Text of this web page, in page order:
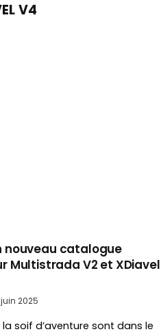
V4
nouveau catalogue
Multistrada V2 et XDiavel
2025
la soif d’aventure sont dans le